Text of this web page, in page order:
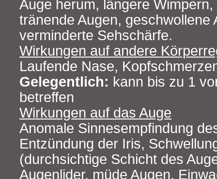
Auge herum, längere
tränende Augen, geschwollene
verminderte Sehschärfe.
Wirkungen auf andere
Laufende Nase,
Gelegentlich: kann bis zu 1
betreffen
Wirkungen auf das Auge
Anomale Sinnesempfindung
Entzündung der Iris,
(durchsichtige Schicht des
Augenlider, müde Augen,